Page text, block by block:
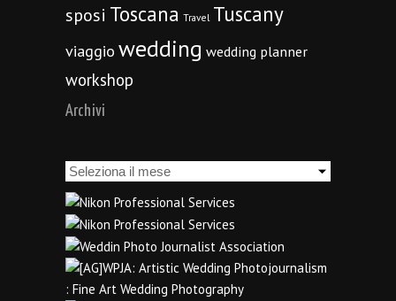
sposi Toscana Travel Tuscany
viaggio wedding wedding planner
workshop
Archivi
Archivi